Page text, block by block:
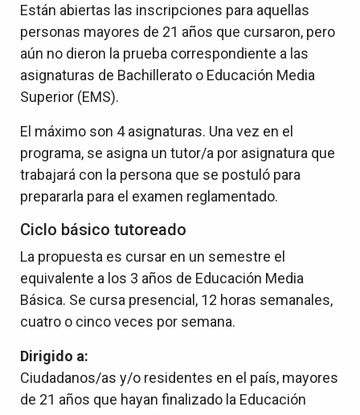
Están abiertas las inscripciones para aquellas
personas mayores de 21 años que cursaron, pero
aún no dieron la prueba correspondiente a las
asignaturas de Bachillerato o Educación Media
Superior (EMS).
El máximo son 4 asignaturas. Una vez en el
programa, se asigna un tutor/a por asignatura que
trabajará con la persona que se postuló para
prepararla para el examen reglamentado.
Ciclo básico tutoreado
La propuesta es cursar en un semestre el
equivalente a los 3 años de Educación Media
Básica. Se cursa presencial, 12 horas semanales,
cuatro o cinco veces por semana.
Dirigido a:
Ciudadanos/as y/o residentes en el país, mayores
de 21 años que hayan finalizado la Educación